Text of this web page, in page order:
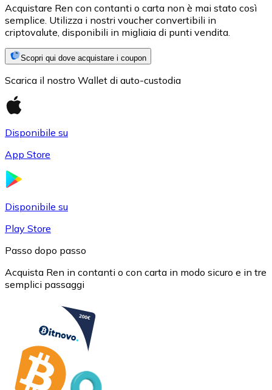
Ethereum
ETH
USDC
Litecoin
LTC
Acquistare Ren con contanti o carta non è mai stato così
semplice. Utilizza i nostri voucher convertibili in
criptovalute, disponibili in migliaia di punti vendita.
Scopri qui dove acquistare i coupon
Scarica il nostro Wallet di auto-custodia
Disponibile su
App Store
Disponibile su
Play Store
Passo dopo passo
Acquista Ren in contanti o con carta in modo sicuro e in tre
semplici passaggi